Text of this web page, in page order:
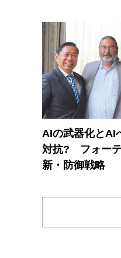
AIの武器化とAI
対抗? フォーテ
新・防御戦略